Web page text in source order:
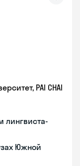
PAI CHAI
лингвиста-
Южной